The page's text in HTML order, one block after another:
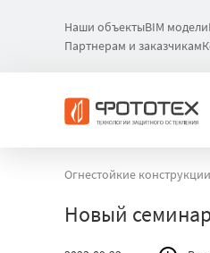
Наши объектыBIM модели
Партнерам и заказчикам
Огнестойкие конструкции
Новый